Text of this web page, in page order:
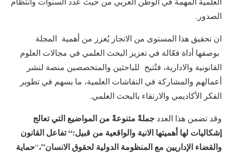
الصدور.
ان تحقيق هذا المستوى من الانجاز يُعزز من أهمية المجلة
بوصفها أداة فعّالة في تعزيز البحث العلمي في مجالات العلوم
القانونية والادارية، فتُتيح للباحثين والمتخصصين منصة لنشر
أعمالهم والمشاركة في النقاشات العلمية، ما يسهم في تطوير
الفكر الأكاديمي والارتقاء بالبحث العلمي.
وقد تضمن هذا العدد جملةً متنوعةً من المواضيع التي تعالج
إشكاليات لها أهميتها الانية والواقعية من قبيل:“تفاعل القانون
والقضاء الإداريين مع المنظومة الدولية لحقوق الانسان”،“حماية